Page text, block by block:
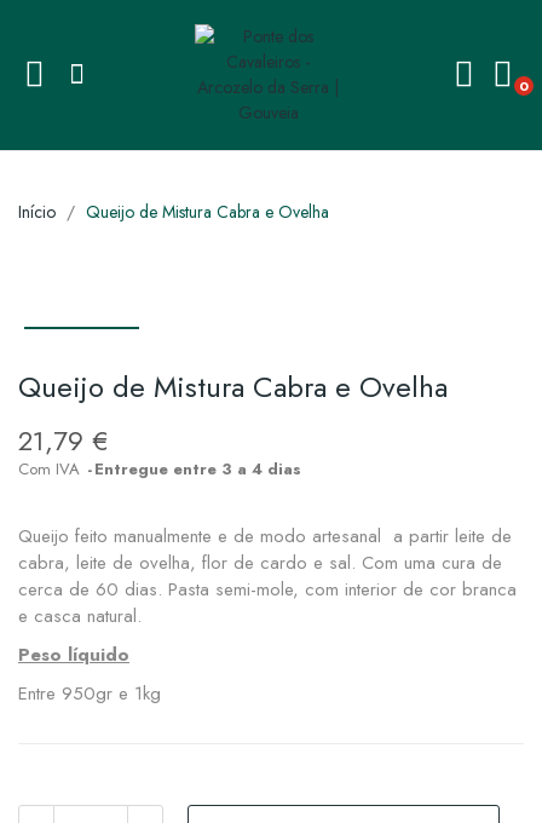
0
Início Queijo de Mistura Cabra e Ovelha
Queijo de Mistura Cabra e Ovelha
21,79 €
Com IVA Entregue entre 3 a 4 dias
Queijo feito manualmente e de modo artesanal a partir leite de
cabra, leite de ovelha, flor de cardo e sal. Com uma cura de
cerca de 60 dias. Pasta semi-mole, com interior de cor branca
e casca natural.
Peso líquido
Entre 950gr e 1kg